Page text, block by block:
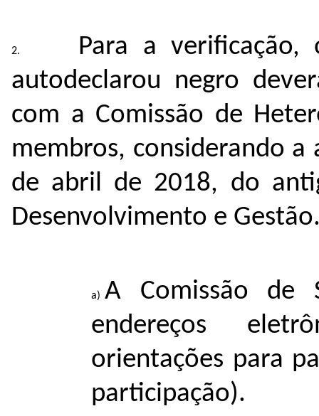
Para a verificação,
autodeclarou negro
com a Comissão de
membros, considerando
de abril de 2018, do
Desenvolvimento e
A Comissão de
endereços
orientações para
participação).